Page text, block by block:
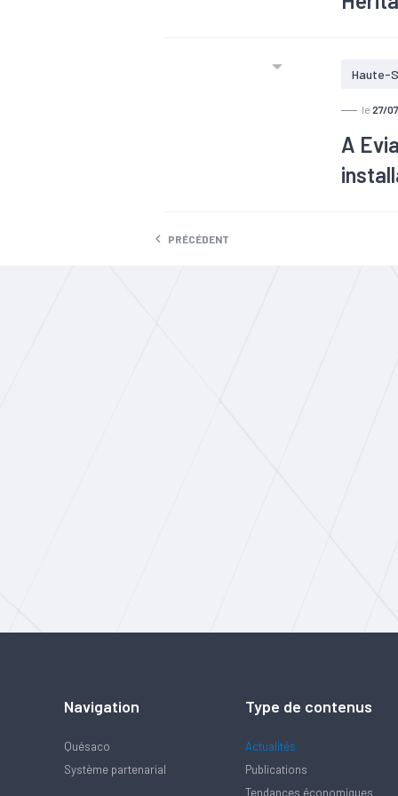
Haute-
le 27/
A
PRÉCÉDENT
Navigation
Quésaco
Système partenarial
Type de contenus
Actualités
Publications
Tendances économiques